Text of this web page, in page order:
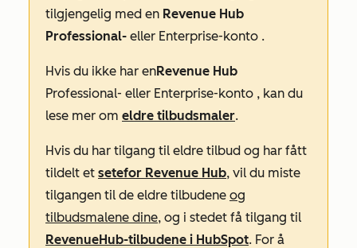
tilgjengelig med en Revenue Hub
Professional- eller Enterprise-konto .
Hvis du ikke har enRevenue Hub
Professional- eller Enterprise-konto , kan du
lese mer om eldre tilbudsmaler.
Hvis du har tilgang til eldre tilbud og har fått
tildelt et setefor Revenue Hub, vil du miste
tilgangen til de eldre tilbudene og
tilbudsmalene dine, og i stedet få tilgang til
RevenueHub-tilbudene i HubSpot. For å